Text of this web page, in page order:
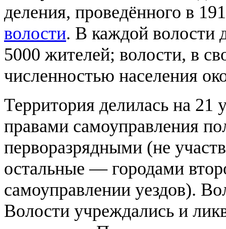
деления, проведённого в
волости. В каждой волости
5000 жителей; волости, в
численностью населения
Территория делилась на 21
правами самоуправления
перворазрядными (не
остальные — городами
самоуправлении уездов).
Волости учреждались и